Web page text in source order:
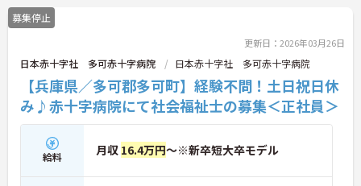
募集停止
更新日：2026年03月26日
日本赤十字社 多可赤十字病院 日本赤十字社 多可赤十字病院
【兵庫県／多可郡多可町】経験不問！土日祝日休
み♪赤十字病院にて社会福祉士の募集＜正社員＞
給料 月収 16.4万円～※新卒短大卒モデル